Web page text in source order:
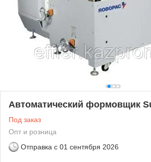
Автоматический формовщик
Под заказ
Опт и розница
Отправка с 01 сентября 2026